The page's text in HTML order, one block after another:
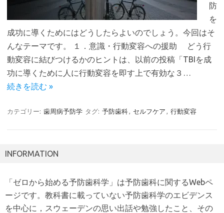
防
を
成功に導くためにはどうしたらよいのでしょう。今回はそ
んなテーマです。 １．意識・行動変容への援助 どう行
動変容に結びつけるかのヒントは、以前の投稿「TBIを成
功に導くために人に行動変容を即す上で有効な３…
続きを読む »
カテゴリー: 歯周病予防学 タグ: 予防歯科, セルフケア , 行動変容
INFORMATION
「ゼロから始める予防歯科学」は予防歯科に関するWebペ
ージです。教科書に載っていない予防歯科学のエビデンス
を中心に，スウェーデンの思い出話や勉強したこと、その